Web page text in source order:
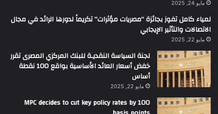
مايو 24, 2025
لمياء كامل تفوز بجائزة “مصريات مؤثرات” تكريماً لدورها الرائد في مجال
الاتصالات والتأثير الإيجابي
مايو 22, 2025
لجنة السياسة النقديـة للبنك المركزي المصرى تقرر
خفض أسعار العائد الأساسية بواقع 100 نقطة
أساس
مايو 22, 2025
MPC decides to cut key policy rates by 100